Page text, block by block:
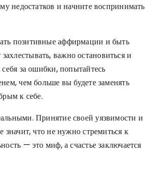
недостатков и начните воспринимать
позитивные аффирмации и быть
важно остановиться и
за ошибки, попытайтесь
чем больше вы будете заменять
к себе.
Принятие своей уязвимости и
значит, что не нужно стремиться к
— это миф, а счастье заключается